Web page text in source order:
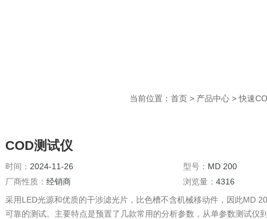
当前位置： 首页 > 产品中心 >快速
COD测试仪
时间： 2024-11-26 型号： MD 200
厂商性质： 经销商 浏览量： 4316
采用LED光源和优质的干涉滤光片，比色槽不含机械移动件，因此MD
可靠的测试。主要特点是预置了几款常用的分析参数，从单参数测试仪